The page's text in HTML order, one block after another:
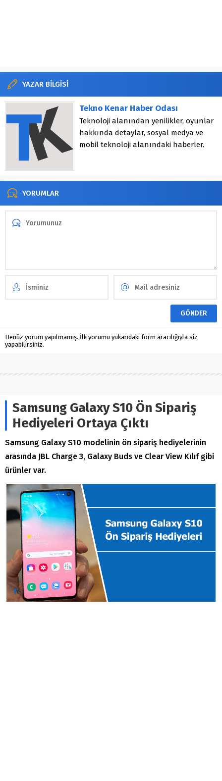
YAZAR BİLGİSİ
Tekno Kenar Haber Odası
Teknoloji alanından yenilikler, oyunlar
hakkında detaylar, sosyal medya ve
mobil teknoloji alanındaki haberler.
YORUMLAR
Henüz yorum yapılmamış. İlk yorumu yukarıdaki form aracılığıyla siz
yapabilirsiniz.
Samsung Galaxy S10 Ön Sipariş
Hediyeleri Ortaya Çıktı
Samsung Galaxy S10 modelinin ön sipariş hediyelerinin
arasında JBL Charge 3, Galaxy Buds ve Clear View Kılıf gibi
ürünler var.